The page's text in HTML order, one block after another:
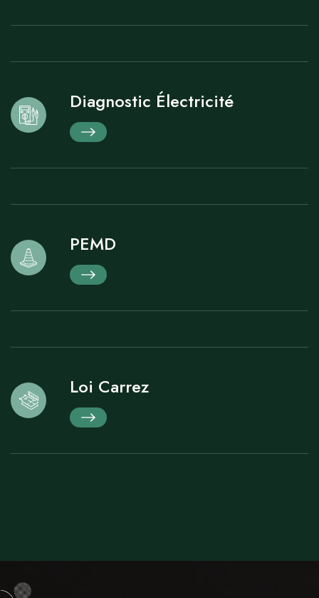
Diagnostic Électricité
PEMD
Loi Carrez